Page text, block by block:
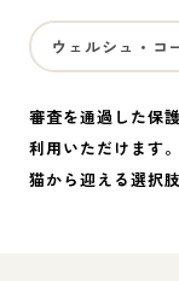
ウェルシュ・コ
審査を通過した保
利用いただけます
猫から迎える選択